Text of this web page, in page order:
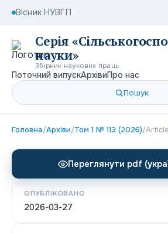
Вісник НУВГП
Серія
науки»
Збірник наукових праць
Поточний випускАрхівиПро нас
Пошук
Головна/Архіви/Том 1 № 113 (2026)/
Переглянути pdf
ОПУБЛІКОВАНО
2026-03-27